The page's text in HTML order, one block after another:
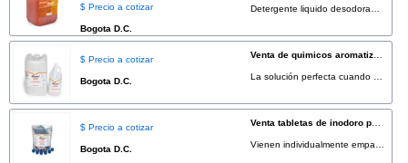
$ Precio a cotizar
Bogota D.C.
$ Precio a cotizar
Bogota D.C.
$ Precio a cotizar
Bogota D.C.